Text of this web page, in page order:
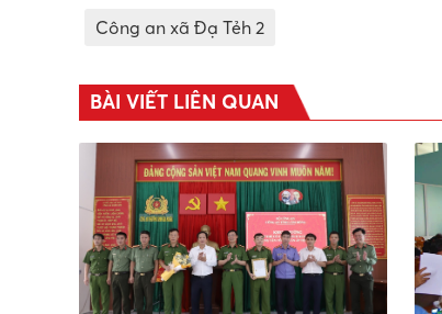
Công an xã Đạ Tẻh 2
BÀI VIẾT LIÊN QUAN